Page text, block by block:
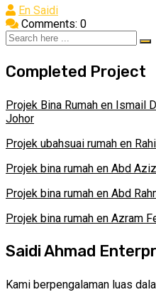
En Saidi
Comments: 0
Completed Project
Projek Bina Rumah en Ismail
Johor
Projek ubahsuai rumah en
Projek bina rumah en Abd
Projek bina rumah en Abd
Projek bina rumah en Azram
Saidi Ahmad
Kami berpengalaman luas